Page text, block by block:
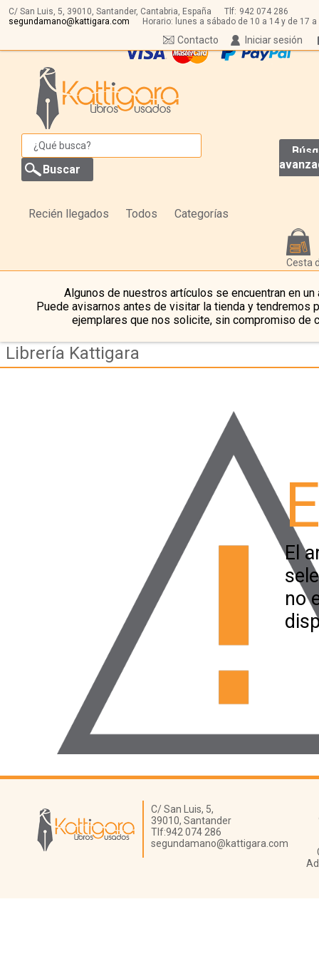
C/ San Luis, 5, 39010, Santander, Cantabria, España Tlf: 942 074 286
segundamano@kattigara.com
Horario: lunes a sábado de 10 a 14 y de 17 a
Iniciar sesión
Contacto
Recién llegados Todos Categorías
Cesta
Algunos de nuestros artículos se encuentran en un
Puede avisarnos antes de visitar la tienda y tendremos
ejemplares que nos solicite, sin compromiso de
Librería Kattigara
El
no
Librería Kattigara
C/ San Luis, 5,
39010, Santander
Tlf:942 074 286
segundamano@kattigara.com